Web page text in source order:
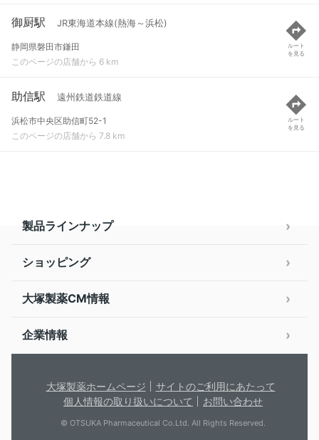
御厨駅 JR東海道本線(熱海～浜松)
静岡県磐田市鎌田
このページの店舗から 6 km
ルート
を見る
助信駅 遠州鉄道鉄道線
浜松市中央区助信町52-1
このページの店舗から 7.8 km
ルート
を見る
製品ラインナップ
ショッピング
大塚製薬CM情報
企業情報
大塚製薬ホームページ
サイトのご利用にあたって
個人情報の取り扱いについて
お問い合わせ
© OTSUKA Pharmaceutical Co.Ltd. All Rights Reserved.